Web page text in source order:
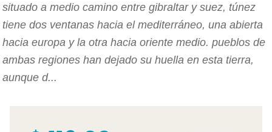
situado a medio camino entre gibraltar y suez, túnez
tiene dos ventanas hacia el mediterráneo, una abierta
hacia europa y la otra hacia oriente medio. pueblos de
ambas regiones han dejado su huella en esta tierra,
aunque d...